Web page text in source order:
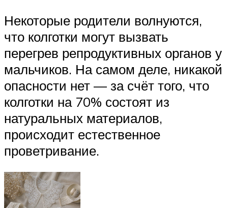
Некоторые родители волнуются,
что колготки могут вызвать
перегрев репродуктивных органов у
мальчиков. На самом деле, никакой
опасности нет — за счёт того, что
колготки на 70% состоят из
натуральных материалов,
происходит естественное
проветривание.